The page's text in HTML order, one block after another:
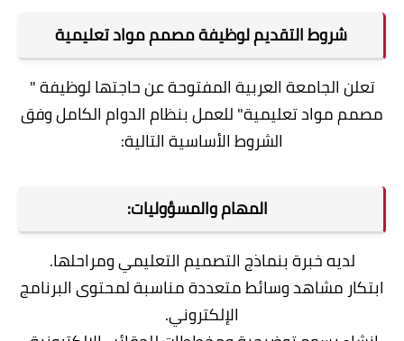
شروط التقديم لوظيفة مصمم مواد تعليمية
تعلن الجامعة العربية المفتوحة عن حاجتها لوظيفة "
مصمم مواد تعليمية" للعمل بنظام الدوام الكامل وفق
الشروط الأساسية التالية:
المهام والمسؤوليات:
لديه خبرة بنماذج التصميم التعليمي ومراحلها.
ابتكار مشاهد وسائط متعددة مناسبة لمحتوى البرنامج
الإلكتروني.